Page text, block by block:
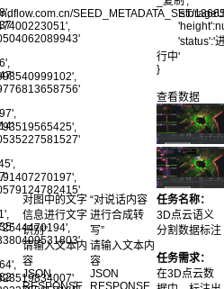
SEED_METADATA_SET/
'status':'
行中'
}
查看数据
对图中的文字
信息进行文字
识别”
请输入文本内
容
JSON
RESPONSE
“对说话内容
进行合成转
写”
请输入文本内
容
JSON
RESPONSE
任务名称：
3D点云语义
分割数据标注
任务需求：
在3D点云数